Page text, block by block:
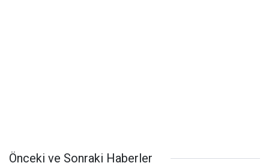
Önceki ve Sonraki Haberler